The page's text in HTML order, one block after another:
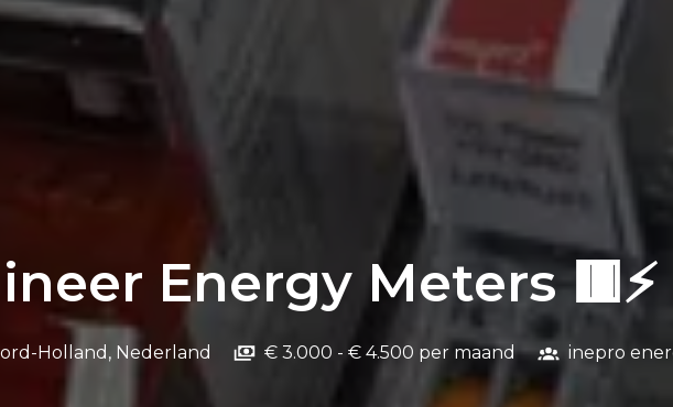
Energy Meters 🟥⚡
Holland , Nederland € 3.000 - € 4.500 per maand inepro